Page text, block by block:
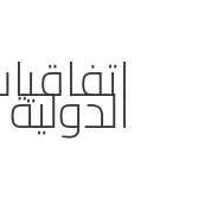
الدولية